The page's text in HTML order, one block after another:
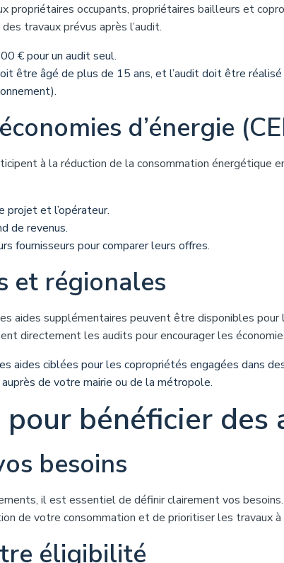
propriétaires occupants, propriétaires bailleurs et
travaux prévus après l’audit.
€ pour un audit seul.
être âgé de plus de 15 ans, et l’audit doit être
d’énergie
à la réduction de la consommation énergétique
projet et l’opérateur.
de revenus.
fournisseurs pour comparer leurs offres.
et régionales
aides supplémentaires peuvent être disponibles
directement les audits pour encourager les
aides ciblées pour les copropriétés engagées dans
de votre mairie ou de la métropole.
pour bénéficier des
besoins
il est essentiel de définir clairement vos
de votre consommation et de prioritiser les travaux à
éligibilité